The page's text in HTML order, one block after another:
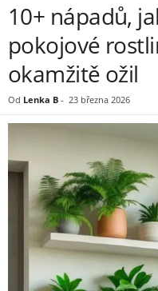
10+ nápadů,
pokojové
okamžitě ožil
Od Lenka B - 23 března 2026